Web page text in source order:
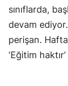
sınıflarda,
devam
perişan.
‘Eğitim